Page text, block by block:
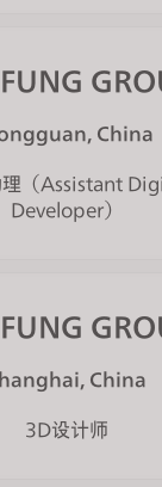
China
理（Assistant
Developer）
China
3D设计师